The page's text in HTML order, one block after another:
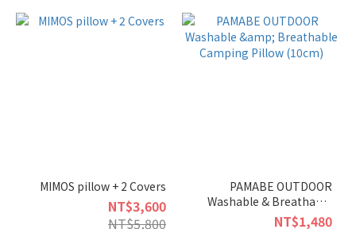
MIMOS pillow + 2 Covers
NT$3,600
NT$5,800
PAMABE OUTDOOR
Washable & Breathable
Camping Pillow (10cm)
NT$1,480